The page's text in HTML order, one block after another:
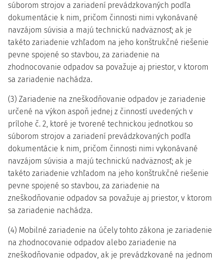
súborom strojov a zariadení prevádzkovaných podľa
dokumentácie k nim, pričom činnosti nimi vykonávané
navzájom súvisia a majú technickú nadväznosť; ak je
takéto zariadenie vzhľadom na jeho konštrukčné riešenie
pevne spojené so stavbou, za zariadenie na
zhodnocovanie odpadov sa považuje aj priestor, v ktorom
sa zariadenie nachádza.
(3) Zariadenie na zneškodňovanie odpadov je zariadenie
určené na výkon aspoň jednej z činností uvedených v
prílohe č. 2, ktoré je tvorené technickou jednotkou so
súborom strojov a zariadení prevádzkovaných podľa
dokumentácie k nim, pričom činnosti nimi vykonávané
navzájom súvisia a majú technickú nadväznosť; ak je
takéto zariadenie vzhľadom na jeho konštrukčné riešenie
pevne spojené so stavbou, za zariadenie na
zneškodňovanie odpadov sa považuje aj priestor, v ktorom
sa zariadenie nachádza.
(4) Mobilné zariadenie na účely tohto zákona je zariadenie
na zhodnocovanie odpadov alebo zariadenie na
zneškodňovanie odpadov, ak je prevádzkované na jednom